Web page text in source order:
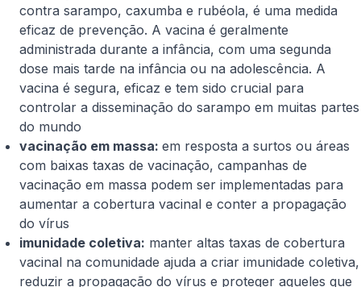
contra sarampo, caxumba e rubéola, é uma medida
eficaz de prevenção. A vacina é geralmente
administrada durante a infância, com uma segunda
dose mais tarde na infância ou na adolescência. A
vacina é segura, eficaz e tem sido crucial para
controlar a disseminação do sarampo em muitas partes
do mundo
vacinação em massa: em resposta a surtos ou áreas
com baixas taxas de vacinação, campanhas de
vacinação em massa podem ser implementadas para
aumentar a cobertura vacinal e conter a propagação
do vírus
imunidade coletiva: manter altas taxas de cobertura
vacinal na comunidade ajuda a criar imunidade coletiva,
reduzir a propagação do vírus e proteger aqueles que